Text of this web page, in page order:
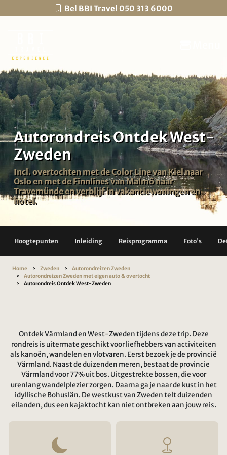
Bel BBI Travel 050 313 6000
Autorondreis Ontdek West-
Zweden
Incl. overtochten met de Color Line van Kiel naar
Oslo en met de Finnlines van Malmö naar
Travemünde en verblijf in vakantiewoningen en
hotel.
Hoogtepunten Inleiding Reisprogramma Foto's
Home Zweden
Autorondreizen Zweden
Autorondreizen Zweden met eigen auto & overtocht
Autorondreis Ontdek West-Zweden
Ontdek Värmland en West-Zweden tijdens deze trip. Deze
rondreis is uitermate geschikt voor liefhebbers van activiteiten
als kanoën, wandelen en vlotvaren. Eerst bezoek je de provincië
Värmland. Naast de duizenden meren, bestaat de provincie
Värmland voor 77% uit bos. Uitgestrekte bossen, die voor
urenlang wandelplezier zorgen. Daarna ga je naar de kust in het
idyllische Bohuslän. De westkust van Zweden telt duizenden
eilanden, dus een kajaktocht kan niet ontbreken aan jouw reis.